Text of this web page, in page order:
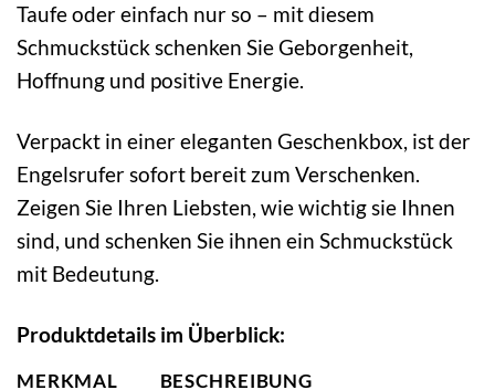
Taufe oder einfach nur so – mit diesem
Schmuckstück schenken Sie Geborgenheit,
Hoffnung und positive Energie.
Verpackt in einer eleganten Geschenkbox, ist der
Engelsrufer sofort bereit zum Verschenken.
Zeigen Sie Ihren Liebsten, wie wichtig sie Ihnen
sind, und schenken Sie ihnen ein Schmuckstück
mit Bedeutung.
Produktdetails im Überblick:
MERKMAL
BESCHREIBUNG